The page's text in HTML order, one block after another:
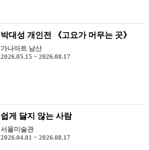
박대성 개인전 《고요가 머무는 곳》
가나아트 남산
2026.05.15 ~ 2026.08.17
쉽게 닳지 않는 사람
서울미술관
2026.04.01 ~ 2026.08.17